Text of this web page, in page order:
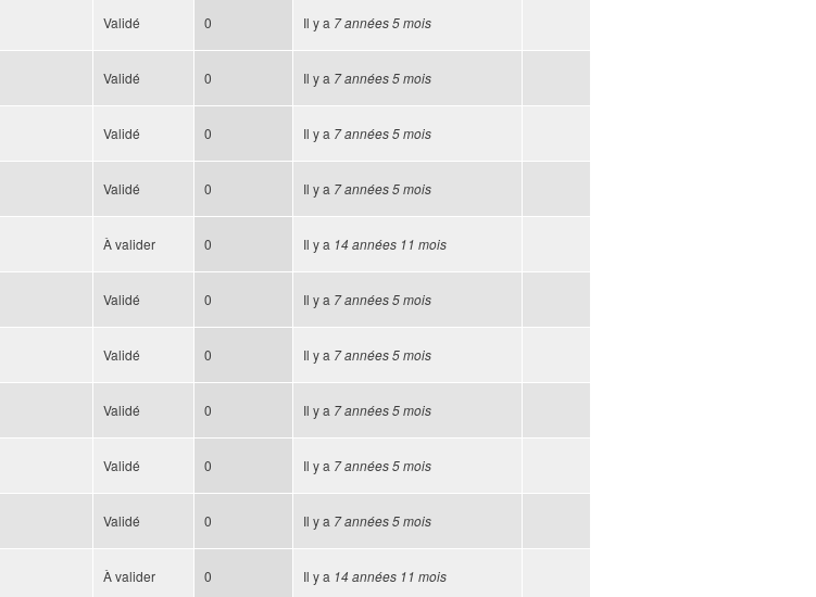
Validé 0 Il y a 7 années 5 mois
Validé 0 Il y a 7 années 5 mois
Validé 0 Il y a 7 années 5 mois
Validé 0 Il y a 7 années 5 mois
À valider 0 Il y a 14 années 11 mois
Validé 0 Il y a 7 années 5 mois
Validé 0 Il y a 7 années 5 mois
Validé 0 Il y a 7 années 5 mois
Validé 0 Il y a 7 années 5 mois
Validé 0 Il y a 7 années 5 mois
À valider 0 Il y a 14 années 11 mois